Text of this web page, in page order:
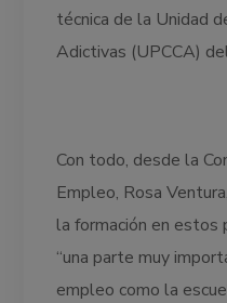
técnica de la Unidad
Adictivas (UPCCA)
Con todo, desde la
Empleo, Rosa
la formación en estos
“una parte muy
empleo como la